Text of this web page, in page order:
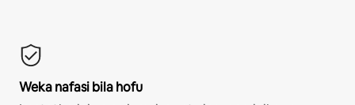
Weka nafasi bila hofu